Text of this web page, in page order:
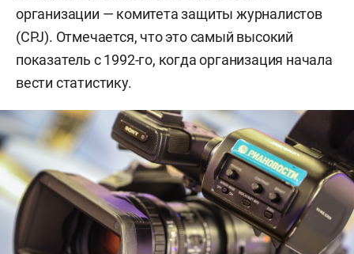
организации — комитета защиты журналистов
(CPJ). Отмечается, что это самый высокий
показатель с 1992-го, когда организация начала
вести статистику.